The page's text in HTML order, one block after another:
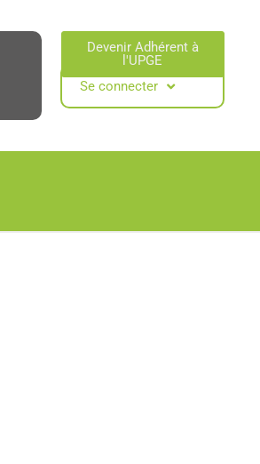
Devenir Adhérent à
l'UPGE​
Se connecter